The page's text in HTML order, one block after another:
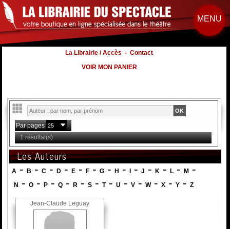
MENU
La Librairie / Accès -Contact
VOIR MON PANIER
Par pages
1 résultat(s)
Les Auteurs
A - B - C- D- E- F- G- H - - J - K - L- M-
N -O -P -Q -R -S -T-U -V -W-X -Y -Z
Jean-Claude Leguay